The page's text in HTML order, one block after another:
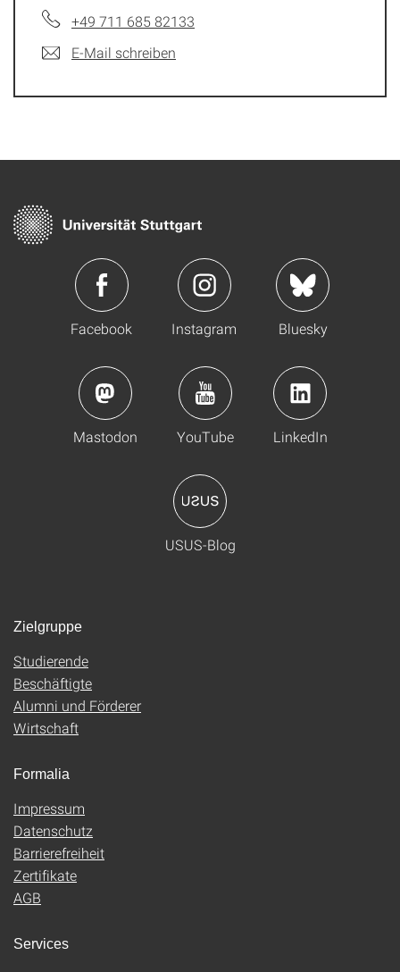
+49 711 685 82133
E-Mail schreiben
Facebook Instagram Bluesky
Mastodon YouTube LinkedIn
USUS-Blog
Zielgruppe
Studierende
Beschäftigte
Alumni und Förderer
Wirtschaft
Formalia
Impressum
Datenschutz
Barrierefreiheit
Zertifikate
AGB
Services